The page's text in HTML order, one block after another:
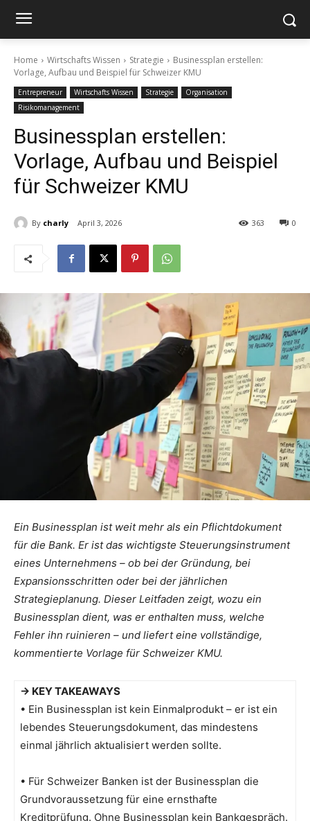
Home Wirtschafts Wissen Strategie
Businessplan erstellen:
Vorlage, Aufbau und Beispiel für Schweizer KMU
Entrepreneur Wirtschafts Wissen Strategie
Organisation
Risikomanagement
Businessplan erstellen:
Vorlage, Aufbau und Beispiel
für Schweizer KMU
By charly April 3, 2026 0
363
Ein Businessplan ist weit mehr als ein Pflichtdokument
für die Bank. Er ist das wichtigste Steuerungsinstrument
eines Unternehmens – ob bei der Gründung, bei
Expansionsschritten oder bei der jährlichen
Strategieplanung. Dieser Leitfaden zeigt, wozu ein
Businessplan dient, was er enthalten muss, welche
Fehler ihn ruinieren – und liefert eine vollständige,
kommentierte Vorlage für Schweizer KMU.
→ KEY TAKEAWAYS
• Ein Businessplan ist kein Einmalprodukt – er ist ein
lebendes Steuerungsdokument, das mindestens
einmal jährlich aktualisiert werden sollte.
• Für Schweizer Banken ist der Businessplan die
Grundvoraussetzung für eine ernsthafte
Kreditprüfung. Ohne Businessplan kein Bankgespräch.